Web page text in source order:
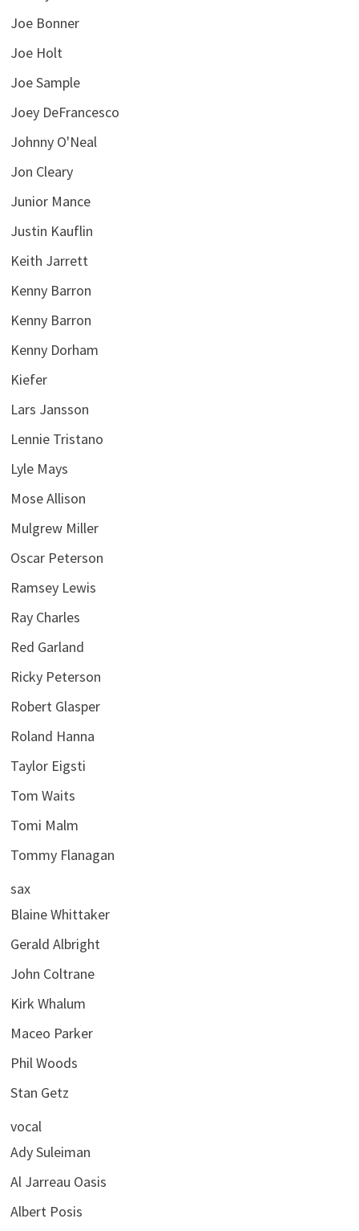
Joe Bonner
Joe Holt
Joe Sample
Joey DeFrancesco
Johnny O'Neal
Jon Cleary
Junior Mance
Justin Kauflin
Keith Jarrett
Kenny Barron
Kenny Barron
Kenny Dorham
Kiefer
Lars Jansson
Lennie Tristano
Lyle Mays
Mose Allison
Mulgrew Miller
Oscar Peterson
Ramsey Lewis
Ray Charles
Red Garland
Ricky Peterson
Robert Glasper
Roland Hanna
Taylor Eigsti
Tom Waits
Tomi Malm
Tommy Flanagan
sax
Blaine Whittaker
Gerald Albright
John Coltrane
Kirk Whalum
Maceo Parker
Phil Woods
Stan Getz
vocal
Ady Suleiman
Al Jarreau Oasis
Albert Posis